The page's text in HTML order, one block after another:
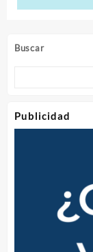
Buscar
Publicidad